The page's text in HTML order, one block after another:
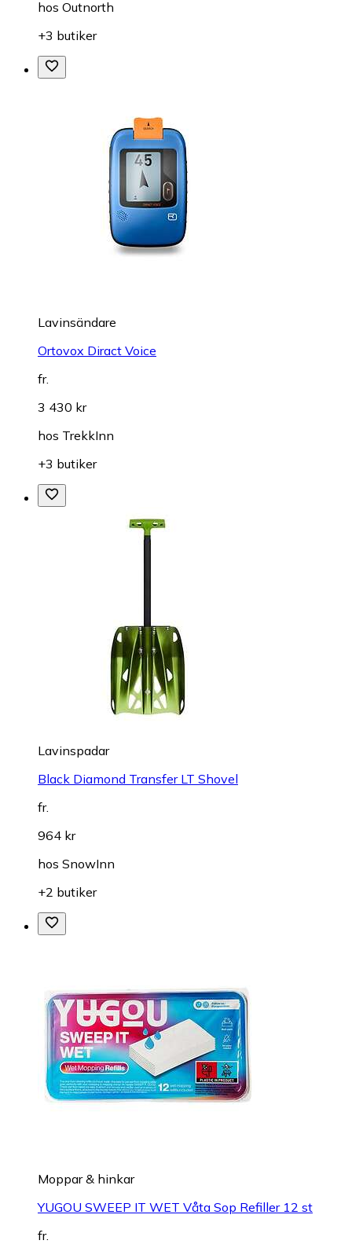
hos Outnorth
+3 butiker
Lavinsändare
Ortovox Diract Voice
fr.
3 430 kr
hos TrekkInn
+3 butiker
Lavinspadar
Black Diamond Transfer LT Shovel
fr.
964 kr
hos SnowInn
+2 butiker
Moppar & hinkar
YUGOU SWEEP IT WET Våta Sop Refiller 12 st
fr.